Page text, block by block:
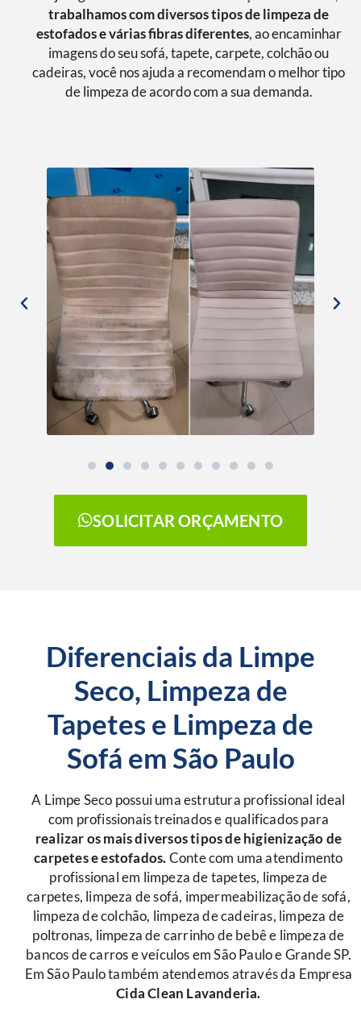
trabalhamos com diversos tipos de limpeza de
estofados e várias fibras diferentes, ao encaminhar
imagens do seu sofá, tapete, carpete, colchão ou
cadeiras, você nos ajuda a recomendam o melhor tipo
de limpeza de acordo com a sua demanda.
SOLICITAR ORÇAMENTO
Diferenciais da Limpe
Seco, Limpeza de
Tapetes e Limpeza de
Sofá em São Paulo
A Limpe Seco possui uma estrutura profissional ideal
com profissionais treinados e qualificados para
realizar os mais diversos tipos de higienização de
carpetes e estofados. Conte com uma atendimento
profissional em limpeza de tapetes, limpeza de
carpetes, limpeza de sofá, impermeabilização de sofá,
limpeza de colchão, limpeza de cadeiras, limpeza de
poltronas, limpeza de carrinho de bebê e limpeza de
bancos de carros e veículos em São Paulo e Grande SP.
Em São Paulo também atendemos através da Empresa
Cida Clean Lavanderia.